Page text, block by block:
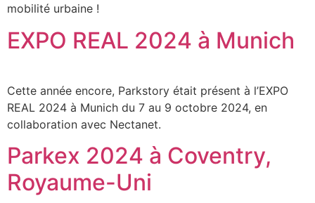
mobilité urbaine !
EXPO REAL 2024 à Munich
Cette année encore, Parkstory était présent à l’EXPO
REAL 2024 à Munich du 7 au 9 octobre 2024, en
collaboration avec Nectanet.
Parkex 2024 à Coventry,
Royaume-Uni